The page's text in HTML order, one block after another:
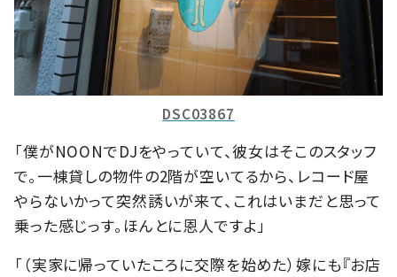
DSC03867
「僕がNOONでDJをやっていて、彼女はそこのスタッフ
で。一棟貸しの物件の2階が空いてるから、レコード屋
やらないかって突然誘いが来て、これはいまだと思って
乗った感じっす。ほんとに恩人ですよ」
「（実家に帰っていたころに交際を始めた）嫁にも『お店